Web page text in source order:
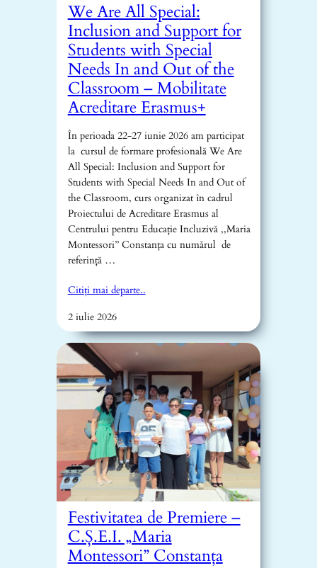
We Are All Special:
Inclusion and Support for
Students with Special
Needs In and Out of the
Classroom – Mobilitate
Acreditare Erasmus+
În perioada 22-27 iunie 2026 am participat
la cursul de formare profesională We Are
All Special: Inclusion and Support for
Students with Special Needs In and Out of
the Classroom, curs organizat în cadrul
Proiectului de Acreditare Erasmus al
Centrului pentru Educație Incluzivă ,,Maria
Montessori’’ Constanța cu numărul de
referință …
Citiți mai departe..
2 iulie 2026
Festivitatea de Premiere –
C.Ș.E.I. „Maria
Montessori” Constanța